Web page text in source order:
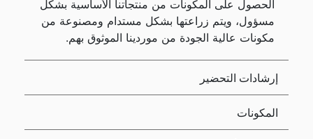
الحصول على المكونات من منتجاتنا الأساسية بشكل
مسؤول، ويتم زراعتها بشكل مستدام ومصنوعة من
مكونات عالية الجودة من موردينا الموثوق بهم.
إرشادات التحضير
المكونات